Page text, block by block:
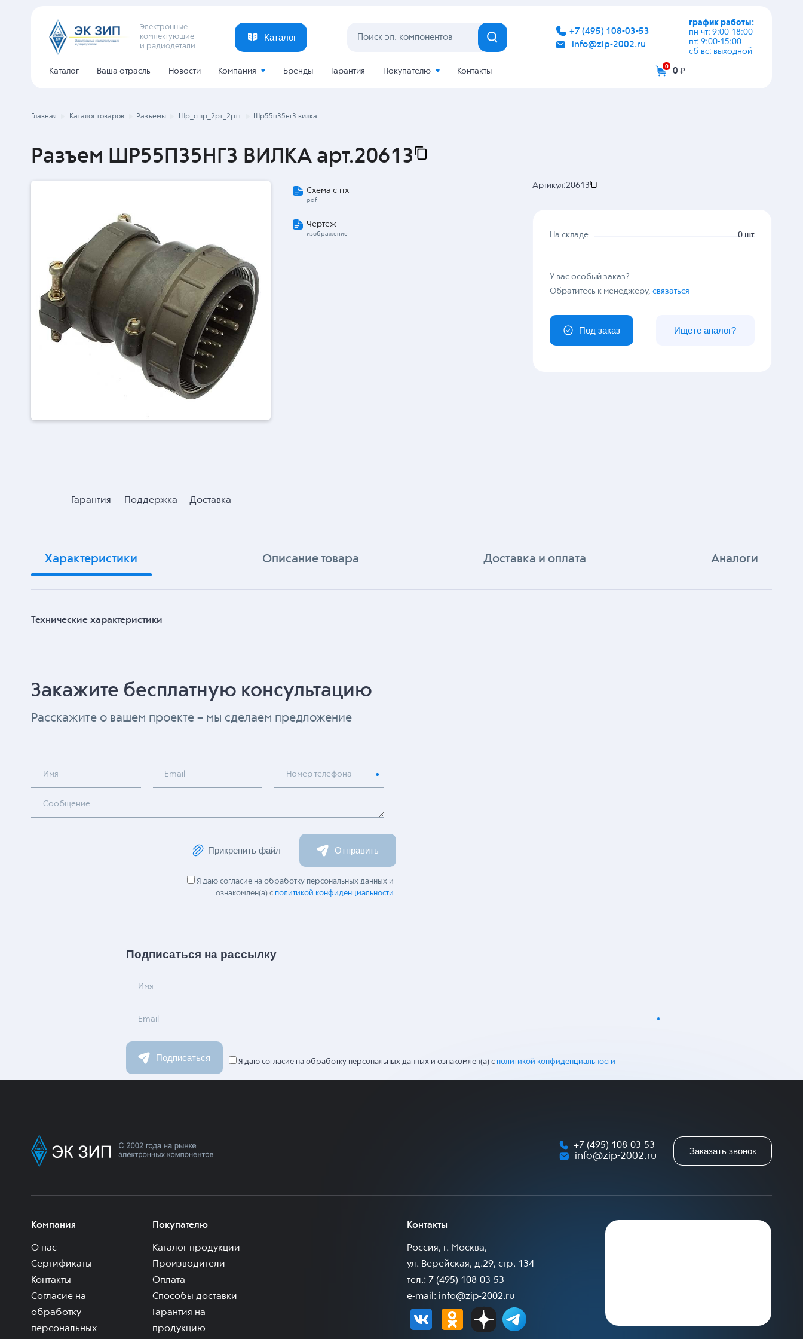
Электронные
комлектующие
и радиодетали
Каталог
+7 (495) 108-03-53
info@zip-2002.ru
график работы:
пн-чт: 9:00-18:00
пт: 9:00-15:00
сб-вс: выходной
Каталог Ваша отрасль Новости Компания Бренды Гарантия Покупателю Контакты
0 0 ₽
Главная Каталог товаров Разъемы Шр_сшр_2рт_2ртт Шр55п35нг3 вилка
Разъем ШР55П35НГ3 ВИЛКА арт.20613
Гарантия Поддержка Доставка
Схема с ттх
pdf
Чертеж
изображение
Артикул:20613
На складе 0 шт
У вас особый заказ?
Обратитесь к менеджеру,связаться
Под заказ Ищете аналог?
Характеристики Описание товара Доставка и оплата Аналоги
Технические характеристики
Закажите бесплатную консультацию
Расскажите о вашем проекте – мы сделаем предложение
Имя Email Номер телефона
Сообщение
Прикрепить файл Отправить
Я даю согласие на обработку персональных данных и
ознакомлен(а) с политикой конфиденциальности
Подписаться на рассылку
Имя
Email
Подписаться Я даю согласие на обработку персональных данных и ознакомлен(а) с политикой конфиденциальности
+7 (495) 108-03-53
info@zip-2002.ru
Заказать звонок
Компания
О нас
Сертификаты
Контакты
Согласие на
обработку
персональных
Покупателю
Каталог продукции
Производители
Оплата
Способы доставки
Гарантия на
продукцию
Контакты
Россия, г. Москва,
ул. Верейская, д.29, стр. 134
тел.: 7 (495) 108-03-53
e-mail: info@zip-2002.ru